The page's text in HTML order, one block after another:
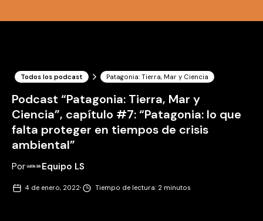
Todos los podcast Patagonia: Tierra, Mar y Ciencia
Podcast “Patagonia: Tierra, Mar y
Ciencia”, capítulo #7: “Patagonia: lo que
falta proteger en tiempos de crisis
ambiental”
Por Equipo LS
4 de enero, 2022· Tiempo de lectura: 2 minutos